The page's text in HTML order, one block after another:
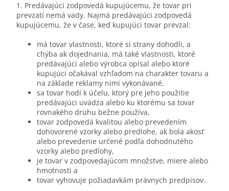
1. Predávajúci zodpovedá kupujúcemu, že tovar pri
prevzatí nemá vady. Najmä predávajúci zodpovedá
kupujúcemu, že v čase, keď kupujúci tovar prevzal:
má tovar vlastnosti, ktoré si strany dohodli, a
chýba ak dojednania, má také vlastnosti, ktoré
predávajúci alebo výrobca opísal alebo ktoré
kupujúci očakával vzhľadom na charakter tovaru a
na základe reklamy nimi vykonávané,
sa tovar hodí k účelu, ktorý pre jeho použitie
predávajúci uvádza alebo ku ktorému sa tovar
rovnakého druhu bežne používa,
tovar zodpovedá kvalitou alebo prevedením
dohovorené vzorky alebo predlohe, ak bola akosť
alebo prevedenie určené podľa dohodnutého
vzorky alebo predlohy,
je tovar v zodpovedajúcom množstve, miere alebo
hmotnosti a
tovar vyhovuje požiadavkám právnych predpisov.